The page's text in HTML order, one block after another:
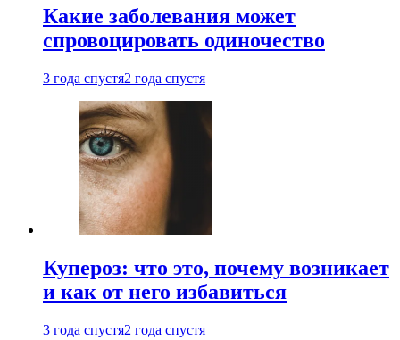
Какие заболевания может
спровоцировать одиночество
3 года спустя2 года спустя
Купероз: что это, почему возникает
и как от него избавиться
3 года спустя2 года спустя